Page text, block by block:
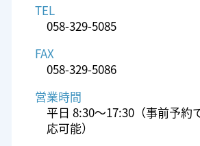
TEL
058-329-5085
FAX
058-329-5086
営業時間
平日 8:30～17:30（事前予約
応可能）